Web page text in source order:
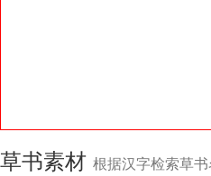
草书素材 根据汉字检索草